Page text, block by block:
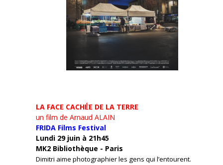
LA FACE CACHÉE DE LA TERRE
un film de Arnaud ALAIN
FRIDA Films Festival
Lundi 29 juin à 21h45
MK2 Bibliothèque - Paris
Dimitri aime photographier les gens qui l’entourent.